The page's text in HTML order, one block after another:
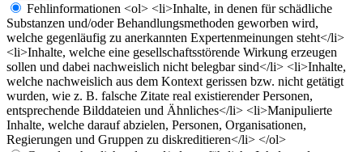
Fehlinformationen <ol> <li>Inhalte, in denen für schädliche
Substanzen und/oder Behandlungsmethoden geworben wird,
welche gegenläufig zu anerkannten Expertenmeinungen steht</li>
<li>Inhalte, welche eine gesellschaftsstörende Wirkung erzeugen
sollen und dabei nachweislich nicht belegbar sind</li> <li>Inhalte,
welche nachweislich aus dem Kontext gerissen bzw. nicht getätigt
wurden, wie z. B. falsche Zitate real existierender Personen,
entsprechende Bilddateien und Ähnliches</li> <li>Manipulierte
Inhalte, welche darauf abzielen, Personen, Organisationen,
Regierungen und Gruppen zu diskreditieren</li> </ol>